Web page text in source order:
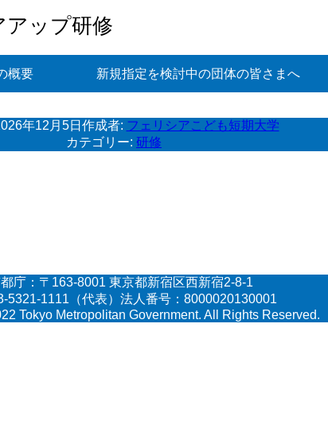
アップ研修
概要 新規指定を検討中の団体の皆さまへ
年12月5日 作成者: フェリシアこども短期大学
カテゴリー: 研修
庁：〒163-8001 東京都新宿区西新宿2-8-1
5321-1111（代表）法人番号：8000020130001
Tokyo Metropolitan Government. All Rights Reserved.